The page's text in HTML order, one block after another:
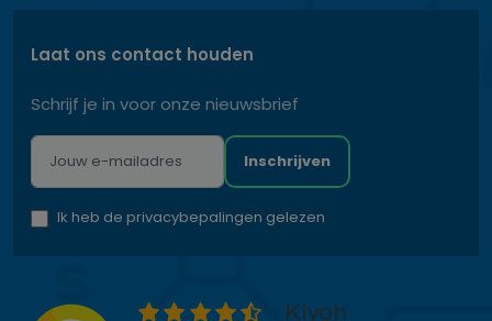
Laat ons contact houden
Schrijf je in voor onze nieuwsbrief
Inschrijven
Ik heb de privacybepalingen gelezen